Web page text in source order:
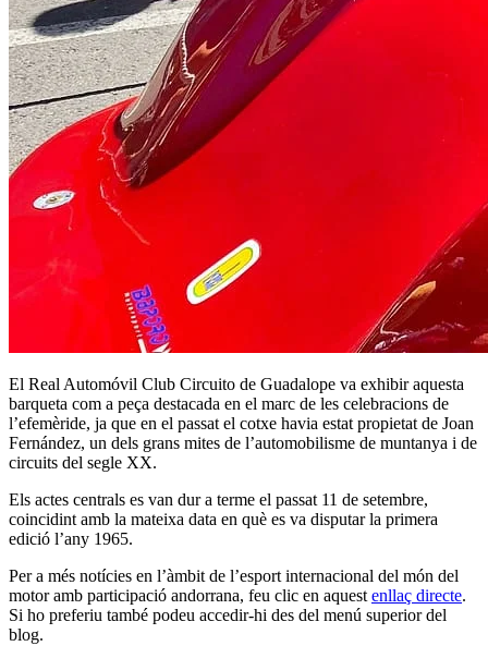
El Real Automóvil Club Circuito de Guadalope va exhibir aquesta
barqueta com a peça destacada en el marc de les celebracions de
l’efemèride, ja que en el passat el cotxe havia estat propietat de Joan
Fernández, un dels grans mites de l’automobilisme de muntanya i de
circuits del segle XX.
Els actes centrals es van dur a terme el passat 11 de setembre,
coincidint amb la mateixa data en què es va disputar la primera
edició l’any 1965.
Per a més notícies en l’àmbit de l’esport internacional del món del
motor amb participació andorrana, feu clic en aquest enllaç directe.
Si ho preferiu també podeu accedir-hi des del menú superior del
blog.